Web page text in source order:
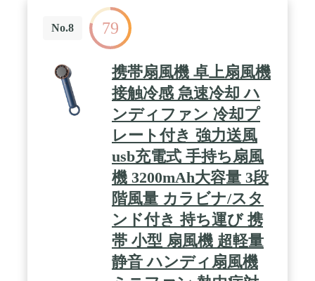
現します。伝統の3枚羽根の風力不足の問題を解決
しました。静音高速モーターには航空軸6枚扇風機
+ボールベアリングを搭載。BILIWAL 携帯扇風機
は、最先進の設計と革新的な技術により、騒音を極
限まで抑えました。従来のモーターと比較して80%
の静音化が実現され、静かな運転環境を提供しま
す。5段階風量切替で風量を自由に調節できます。
微風は睡眠用、弱風は子供用、中風はデスクワーク
用、強風は屋外用、自然風は微風と強風を交互に吹
き出すため、通勤用に最適です。この最先進の携帯
扇風機で、静音性と風力のバランスが優れ、快適な
涼しさをお届けします。 / 🔋【超大容量4700mAh・
23時間動作】大容量4700mAhバッテリー搭載！23時
間の長時間連続使用が可能！省エネ性能を備え、新
たなエネルギー源で持久耐久性を実現しました。他
社の持続時間が劣るバッテリーに比べ、BILIWALの
ミニ首掛け扇風機は驚異的な4700mAhの超大容量バ
ッテリーを搭載しています。これにより、23時間の
長時間連続使用が可能で、一日中涼しさを楽しむこ
とができます。さらに、省エネ性能も兼ね備えてお
り、新たなエネルギー源で持久耐久性を実現してい
ます。長時間使用でも電力を効率的に消費し、バッ
No.8 79
携帯扇風機 卓上扇風機
接触冷感 急速冷却 ハ
ンディファン 冷却プ
レート付き 強力送風
usb充電式 手持ち扇風
機 3200mAh大容量 3段
階風量 カラビナ/スタ
ンド付き 持ち運び 携
帯 小型 扇風機 超軽量
静音 ハンディ扇風機